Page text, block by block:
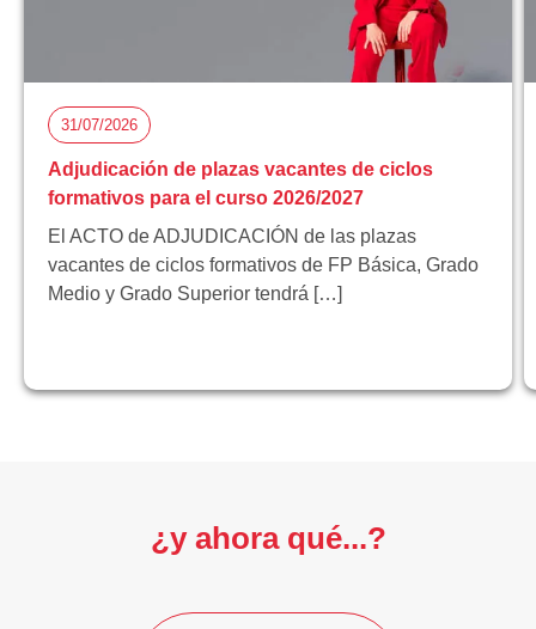
31/07/2026
Adjudicación de plazas vacantes de ciclos
formativos para el curso 2026/2027
El ACTO de ADJUDICACIÓN de las plazas
vacantes de ciclos formativos de FP Básica, Grado
Medio y Grado Superior tendrá […]
¿y ahora qué...?